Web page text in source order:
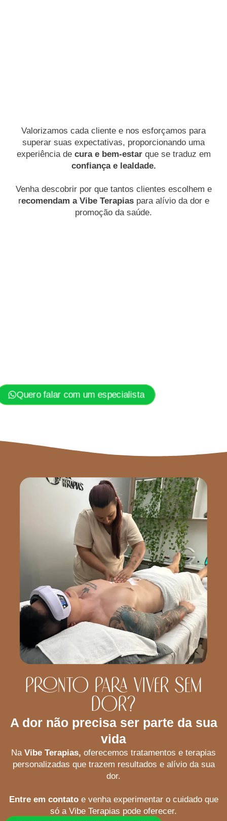
Valorizamos cada cliente e nos esforçamos para
superar suas expectativas, proporcionando uma
experiência de cura e bem-estar que se traduz em
confiança e lealdade.
Venha descobrir por que tantos clientes escolhem e
recomendam a Vibe Terapiaspara alívio da dor e
promoção da saúde.
Quero falar com um especialista
Pronto para viver sem
Dor?
A dor não precisa ser parte da sua
vida
Na Vibe Terapias, oferecemos tratamentos e terapias
personalizadas que trazem resultados e alívio da sua
dor.
Entre em contato e venha experimentar o cuidado que
só a Vibe Terapias pode oferecer.